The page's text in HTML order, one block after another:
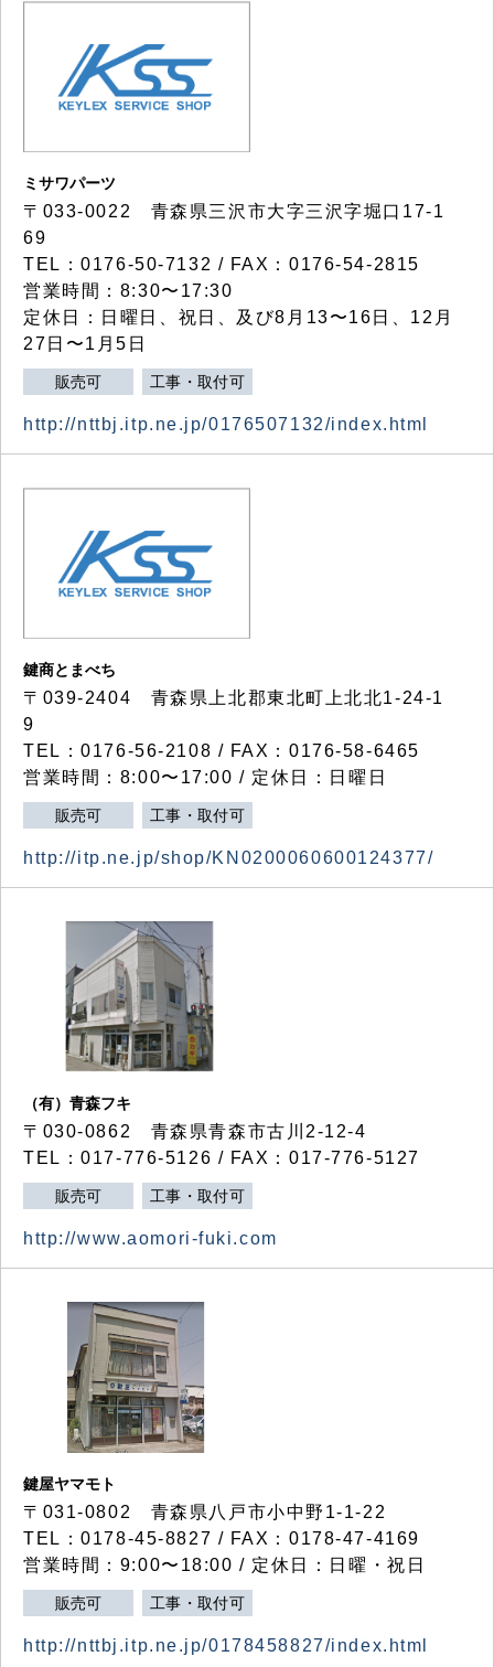
ミサワパーツ
〒033-0022 青森県三沢市大字三沢字堀口17-1
69
TEL：0176-50-7132 / FAX：0176-54-2815
営業時間：8:30〜17:30
定休日：日曜日、祝日、及び8月13〜16日、12月
27日〜1月5日
販売可 工事・取付可
http://nttbj.itp.ne.jp/0176507132/index.html
鍵商とまべち
〒039-2404 青森県上北郡東北町上北北1-24-1
9
TEL：0176-56-2108 / FAX：0176-58-6465
営業時間：8:00〜17:00 / 定休日：日曜日
販売可 工事・取付可
http://itp.ne.jp/shop/KN0200060600124377/
（有）青森フキ
〒030-0862 青森県青森市古川2-12-4
TEL：017-776-5126 / FAX：017-776-5127
販売可 工事・取付可
http://www.aomori-fuki.com
鍵屋ヤマモト
〒031-0802 青森県八戸市小中野1-1-22
TEL：0178-45-8827 / FAX：0178-47-4169
営業時間：9:00〜18:00 / 定休日：日曜・祝日
販売可 工事・取付可
http://nttbj.itp.ne.jp/0178458827/index.html